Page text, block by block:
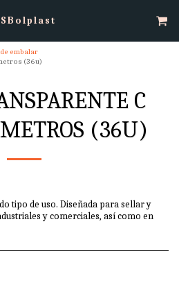
embalar
(36u)
C
(36U)
tipo de uso. Diseñada para sellar y
y comerciales, así como en